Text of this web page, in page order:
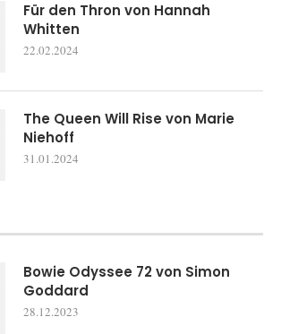
Für den Thron von Hannah
Whitten
22.02.2024
The Queen Will Rise von Marie
Niehoff
31.01.2024
Bowie Odyssee 72 von Simon
Goddard
28.12.2023